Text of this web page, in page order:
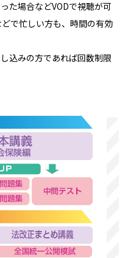
た場合などVODで視聴が可
で忙しい方も、時間の有効
込みの方であれば回数制限